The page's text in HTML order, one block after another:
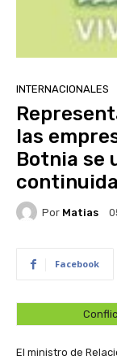
INTERNACIONALES
las
Botnia se
Por Matias
Facebook
El ministro de